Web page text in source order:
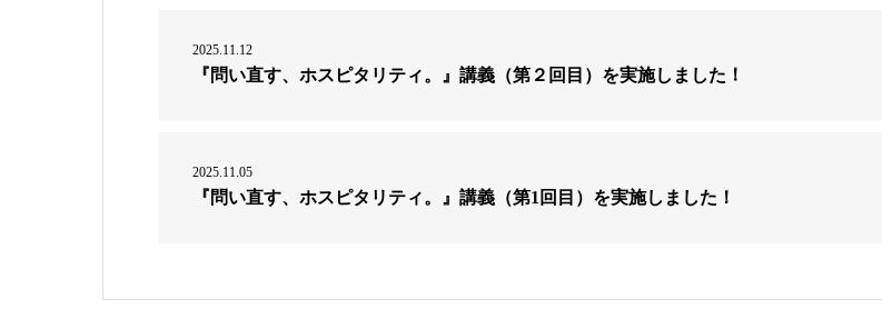
2025.11.12
『問い直す、ホスピタリティ。』講義（第２回目）を実施しました！
2025.11.05
『問い直す、ホスピタリティ。』講義（第1回目）を実施しました！